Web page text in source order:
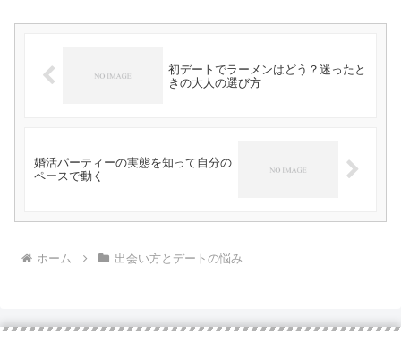
初デートでラーメンはどう？迷ったと
きの大人の選び方
婚活パーティーの実態を知って自分の
ペースで動く
ホーム 出会い方とデートの悩み